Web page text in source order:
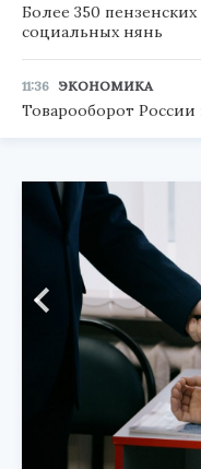
Более 350
социальных нянь
11:36 ЭКОНОМИКА
Товарооборот